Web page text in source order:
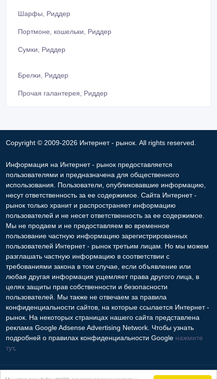
Шарфы, Риддер
Портмоне, кошельки, Риддер
Сумки, Риддер
Брелки, Риддер
Прочая галантерея, Риддер
Copyright © 2009-2026 Интернет - рынок. All rights reserved.
Информация на Интернет - рынок предоставляется
пользователями и предназначена для общественного
использования. Пользователи, опубликовавшие информацию,
несут ответственность за ее содержимое. Сайта Интернет -
рынок только хранит и распространяет информацию
пользователей и не несет ответственность за ее содержимое.
Мы не продаем и не предоставляем во временное
пользование частную информацию зарегистрированных
пользователей Интернет - рынок третьим лицам. Но мы можем
разглашать частную информацию в соответствии с
требованиями закона в том случае, если объявление или
любая другая информация ущемляет права другого лица, в
целях защиты прав собственности и безопасности
пользователей. Мы также не отвечаем за правила
конфиденциальности сайтов, на которые ссылается Интернет -
рынок. На некоторых страницах нашего сайта представлена
реклама Google Adsense Advertising Network. Чтобы узнать
подробней о правилах конфиденциальности Google нажмите
тут.